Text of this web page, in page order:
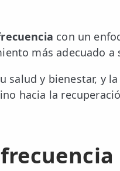
con un
más adecuado a
salud y bienestar, y la
hacia la